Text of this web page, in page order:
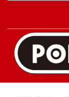
ポポ
製品
の